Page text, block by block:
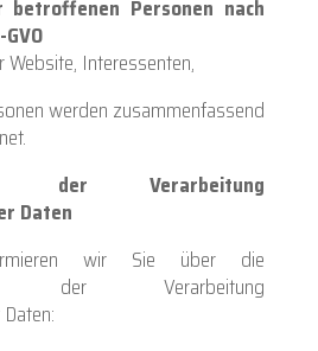
Personen nach
Interessenten,
werden zusammenfassend
der Verarbeitung
Daten
wir Sie über die
der Verarbeitung